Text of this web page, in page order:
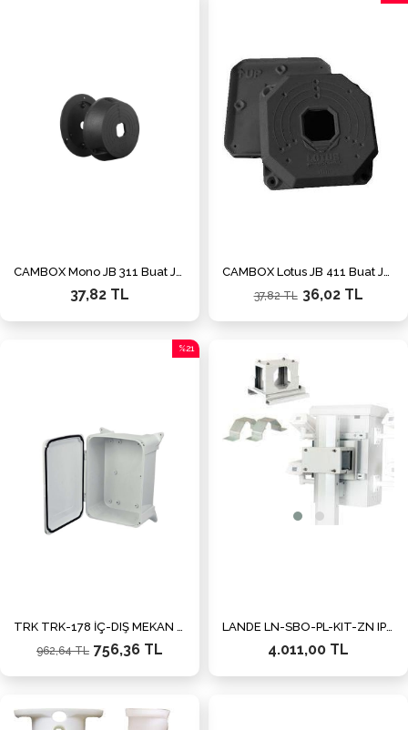
CAMBOX Mono JB 311 Buat Junction Box Siyah
37,82 TL
CAMBOX Lotus JB 411 Buat Junction Box Siyah
36,02 TL
37,82 TL
756,36 TL
962,64 TL
%21
4.011,00 TL